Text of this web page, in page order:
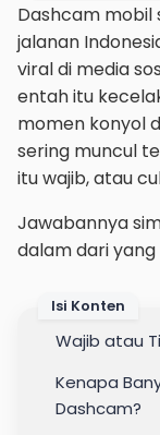
Dashcam mobil
jalanan
viral di media
entah itu
momen konyol
sering muncul
itu wajib, atau
Jawabannya
dalam dari yang
Isi Konten
Wajib atau
Kenapa
Dashcam?